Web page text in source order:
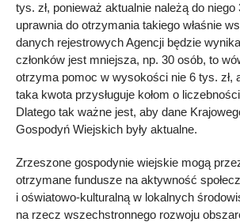
tys. zł, ponieważ aktualnie należą do
uprawnia do otrzymania takiego właśnie
danych rejestrowych Agencji będzie
członków jest mniejsza, np. 30 osób, to
otrzyma pomoc w wysokości nie 6 tys. zł,
taka kwota przysługuje kołom o
Dlatego tak ważne jest, aby dane
Gospodyń Wiejskich były aktualne.
Zrzeszone gospodynie wiejskie mogą
otrzymane fundusze na aktywność
i oświatowo-kulturalną w lokalnych
na rzecz wszechstronnego rozwoju